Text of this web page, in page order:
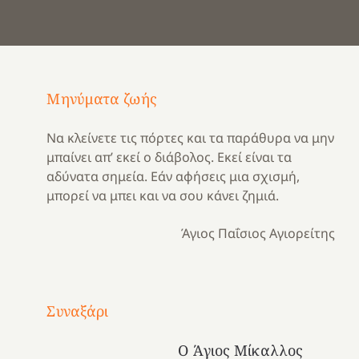
Μηνύματα ζωής
Να κλείνετε τις πόρτες και τα παράθυρα να μην
μπαίνει απ’ εκεί ο διάβολος. Εκεί είναι τα
αδύνατα σημεία. Εάν αφήσεις μια σχισμή,
μπορεί να μπει και να σου κάνει ζημιά.
Άγιος Παΐσιος Αγιορείτης
Συναξάρι
Ο Άγιος Μίκαλλος
Μια
και
Κατασκηνωτικές